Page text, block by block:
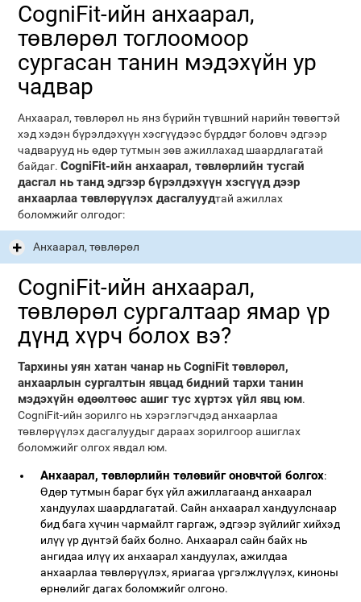
CogniFit-ийн анхаарал,
төвлөрөл тоглоомоор
сургасан танин мэдэхүйн ур
чадвар
Анхаарал, төвлөрөл нь янз бүрийн түвшний нарийн төвөгтэй
хэд хэдэн бүрэлдэхүүн хэсгүүдээс бүрддэг боловч эдгээр
чадварууд нь өдөр тутмын зөв ажиллахад шаардлагатай
байдаг.CogniFit-ийн анхаарал, төвлөрлийн тусгай
дасгал нь танд эдгээр бүрэлдэхүүн хэсгүүд дээр
анхаарлаа төвлөрүүлэх дасгалуудтай ажиллах
боломжийг олгодог:
Анхаарал, төвлөрөл
CogniFit-ийн анхаарал,
төвлөрөл сургалтаар ямар үр
дүнд хүрч болох вэ?
Тархины уян хатан чанар нь CogniFit төвлөрөл,
анхаарлын сургалтын явцад бидний тархи танин
мэдэхүйн өдөөлтөөс ашиг тус хүртэх үйл явц юм.
CogniFit-ийн зорилго нь хэрэглэгчдэд анхаарлаа
төвлөрүүлэх дасгалуудыг дараах зорилгоор ашиглах
боломжийг олгох явдал юм.
Анхаарал, төвлөрлийн төлөвийг оновчтой болгох:
Өдөр тутмын бараг бүх үйл ажиллагаанд анхаарал
хандуулах шаардлагатай. Сайн анхаарал хандуулснаар
бид бага хүчин чармайлт гаргаж, эдгээр зүйлийг хийхэд
илүү үр дүнтэй байх болно. Анхаарал сайн байх нь
ангидаа илүү их анхаарал хандуулах, ажилдаа
анхаарлаа төвлөрүүлэх, яриагаа үргэлжлүүлэх, киноны
өрнөлийг дагах боломжийг олгоно.